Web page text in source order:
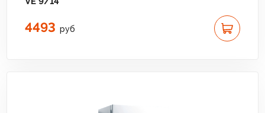
4493 руб